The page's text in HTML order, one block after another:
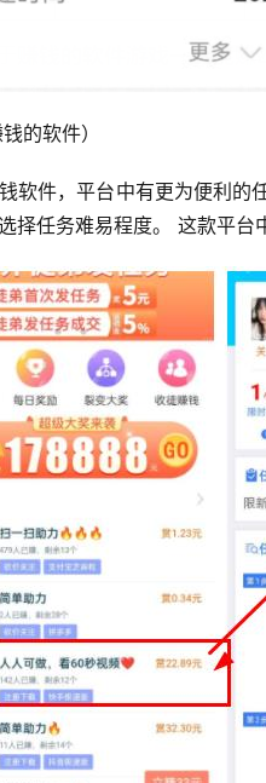
的软件）
软件，平台中有更为便利
择任务难易程度。 这款平台